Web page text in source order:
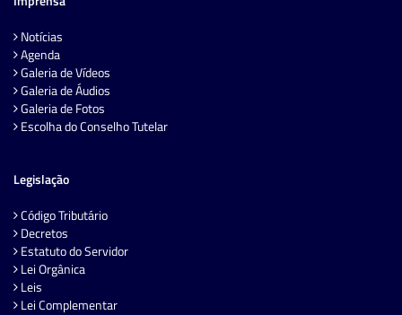
Notícias
Agenda
Galeria de Vídeos
Galeria de Áudios
Galeria de Fotos
Escolha do Conselho Tutelar
Legislação
Código Tributário
Decretos
Estatuto do Servidor
Lei Orgânica
Leis
Lei Complementar